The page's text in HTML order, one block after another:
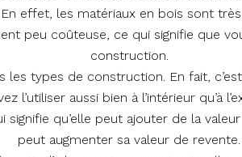
effet, les matériaux en bois sont
peu coûteuse, ce qui signifie que
construction.
types de construction. En fait,
l’utiliser aussi bien à l’intérieur qu’à
signifie qu’elle peut ajouter de la
peut augmenter sa valeur de revente.